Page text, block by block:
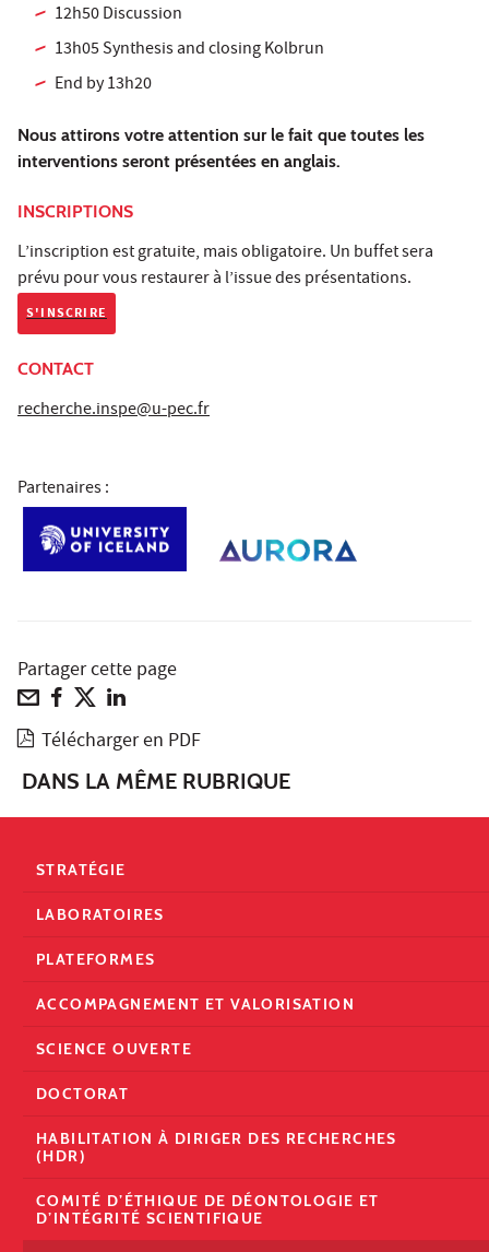
12h50 Discussion
13h05 Synthesis and closing Kolbrun
End by 13h20
Nous attirons votre attention sur le fait que toutes les
interventions seront présentées en anglais.
INSCRIPTIONS
L’inscription est gratuite, mais obligatoire. Un buffet sera
prévu pour vous restaurer à l’issue des présentations.
S'INSCRIRE
CONTACT
recherche.inspe@u-pec.fr
Partenaires :
Partager cette page
Télécharger en PDF
DANS LA MÊME RUBRIQUE
STRATÉGIE
LABORATOIRES
PLATEFORMES
ACCOMPAGNEMENT ET VALORISATION
SCIENCE OUVERTE
DOCTORAT
HABILITATION À DIRIGER DES RECHERCHES
(HDR)
COMITÉ D’ÉTHIQUE DE DÉONTOLOGIE ET
D’INTÉGRITÉ SCIENTIFIQUE